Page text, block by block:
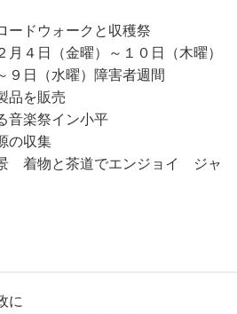
ードウォークと収穫祭
月４日（金曜）～１０日（木曜）
９日（水曜）障害者週間
品を販売
音楽祭イン小平
の収集
着物と茶道でエンジョイ ジャ
に